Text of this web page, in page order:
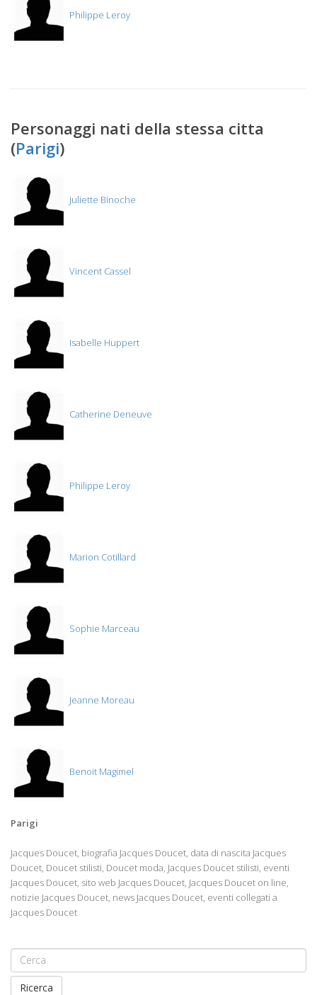
Philippe Leroy
Personaggi nati della stessa citta
(Parigi)
Juliette Binoche
Vincent Cassel
Isabelle Huppert
Catherine Deneuve
Philippe Leroy
Marion Cotillard
Sophie Marceau
Jeanne Moreau
Benoit Magimel
Parigi
Jacques Doucet, biografia Jacques Doucet, data di nascita Jacques
Doucet, Doucet stilisti, Doucet moda, Jacques Doucet stilisti, eventi
Jacques Doucet, sito web Jacques Doucet, Jacques Doucet on line,
notizie Jacques Doucet, news Jacques Doucet, eventi collegati a
Jacques Doucet
Ricerca